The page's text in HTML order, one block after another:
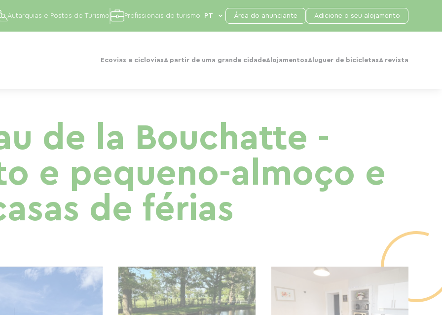
Ecovias e cicloviasA partir de uma grande cidadeAlojamentosAluguer de bicicletasA revista
Autarquias e Postos de Turismo Profissionais do turismo Área do anunciante Adicione o seu alojamento
de la Bouchatte -
e pequeno-almoço e
de férias